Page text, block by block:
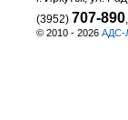
© 2010 - 2026 АДС-
(3952) 707-890,